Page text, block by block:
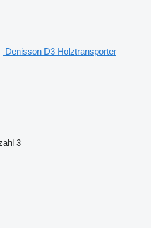
Denisson D3 Holztransporter
3